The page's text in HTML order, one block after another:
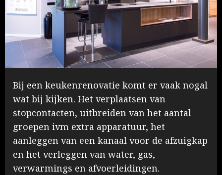
Bij een keukenrenovatie komt er vaak nogal
wat bij kijken. Het verplaatsen van
stopcontacten, uitbreiden van het aantal
groepen ivm extra apparatuur, het
aanleggen van een kanaal voor de afzuigkap
en het verleggen van water, gas,
verwarmings en afvoerleidingen.